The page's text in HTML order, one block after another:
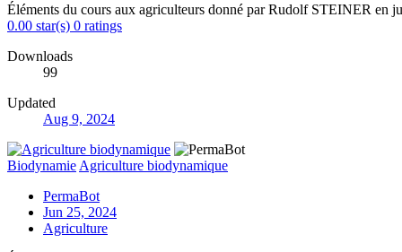
Éléments du cours aux agriculteurs donné par Rudolf STEINER en
0.00 star(s) 0 ratings
Downloads
99
Updated
Aug 9, 2024
Biodynamie Agriculture biodynamique
PermaBot
Jun 25, 2024
Agriculture